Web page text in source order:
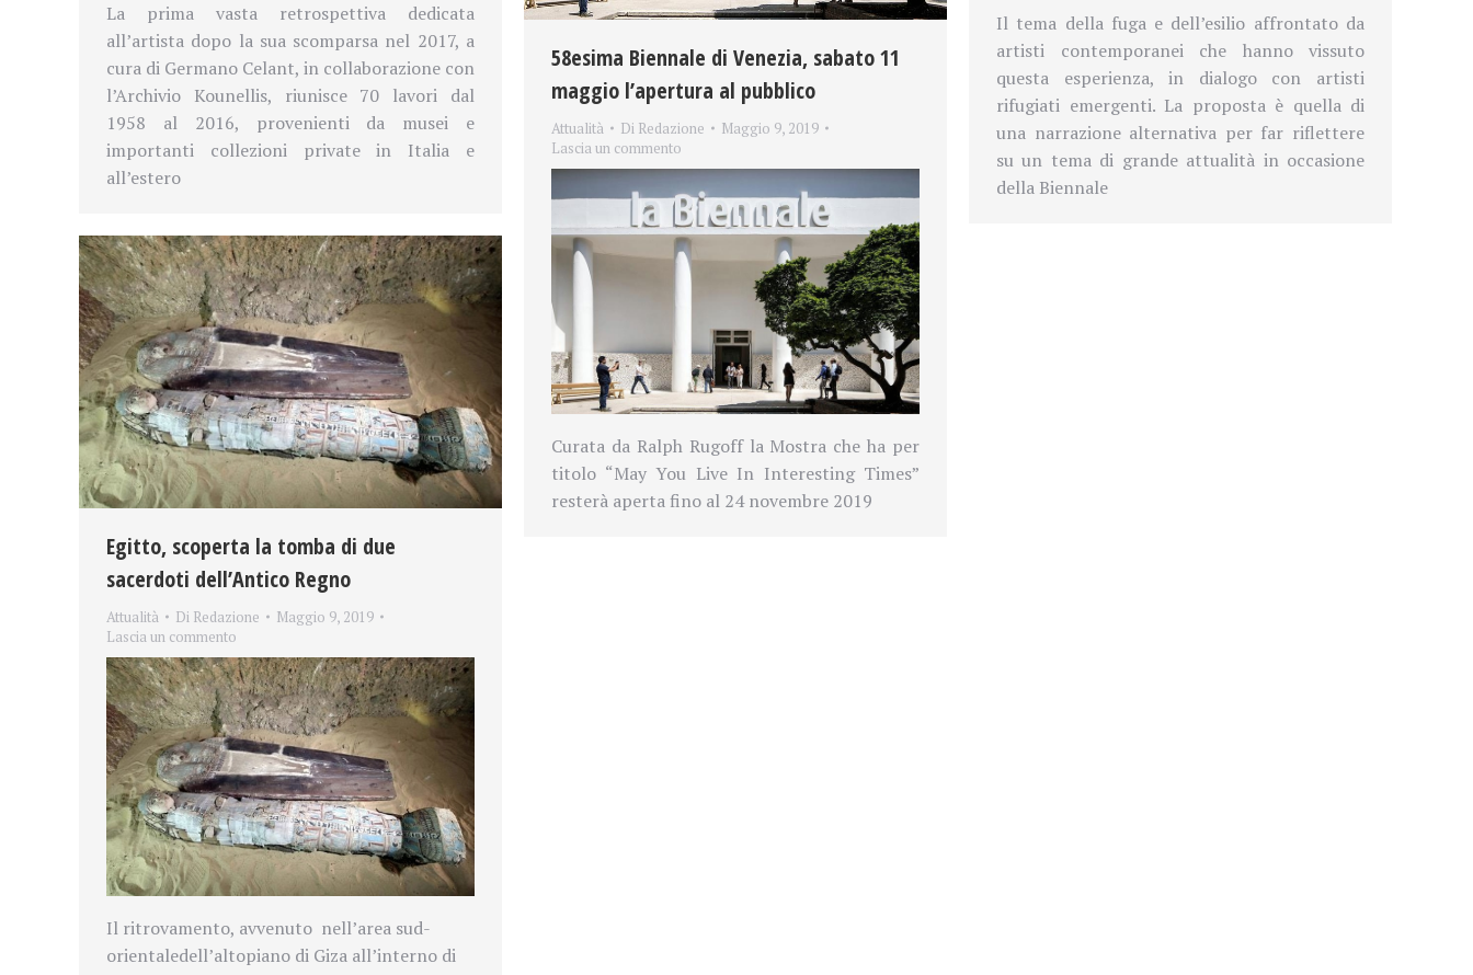
La prima vasta retrospettiva dedicata
all’artista dopo la sua scomparsa nel 2017, a
cura di Germano Celant, in collaborazione con
l’Archivio Kounellis, riunisce 70 lavori dal
1958 al 2016, provenienti da musei e
importanti collezioni private in Italia e
all’estero
Il tema della fuga e dell’esilio affrontato da
artisti contemporanei che hanno vissuto
questa esperienza, in dialogo con artisti
rifugiati emergenti. La proposta è quella di
una narrazione alternativa per far riflettere
su un tema di grande attualità in occasione
della Biennale
58esima Biennale di Venezia, sabato 11
maggio l’apertura al pubblico
Attualità Di Redazione
Maggio 9, 2019
Lascia un commento
Curata da Ralph Rugoff la Mostra che ha per
titolo “May You Live In Interesting Times”
resterà aperta fino al 24 novembre 2019
Egitto, scoperta la tomba di due
sacerdoti dell’Antico Regno
Attualità Di Redazione
Maggio 9, 2019
Lascia un commento
Il ritrovamento, avvenuto nell’area sud-
orientaledell’altopiano di Giza all’interno di